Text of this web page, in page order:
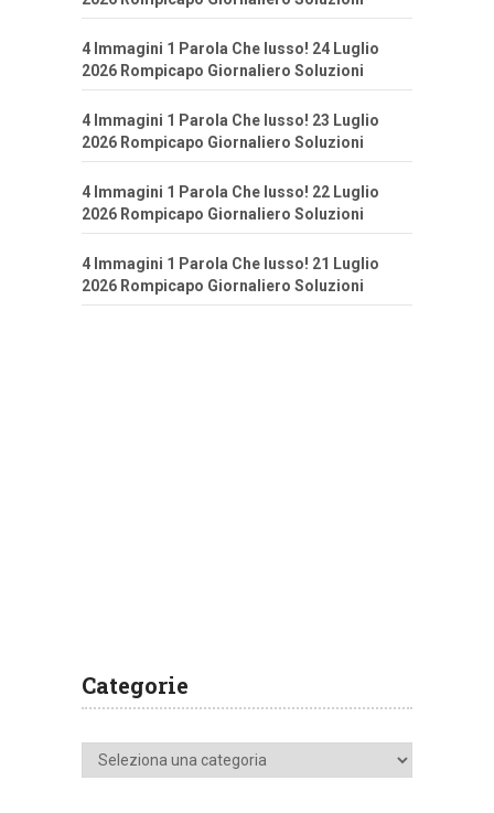
4 Immagini 1 Parola Che lusso! 24 Luglio
2026 Rompicapo Giornaliero Soluzioni
4 Immagini 1 Parola Che lusso! 23 Luglio
2026 Rompicapo Giornaliero Soluzioni
4 Immagini 1 Parola Che lusso! 22 Luglio
2026 Rompicapo Giornaliero Soluzioni
4 Immagini 1 Parola Che lusso! 21 Luglio
2026 Rompicapo Giornaliero Soluzioni
Categorie
Categorie